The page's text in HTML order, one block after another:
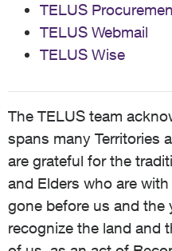
TELUS
TELUS Webmail
TELUS Wise
The TELUS team
spans many Territories
are grateful for the
and Elders who are
gone before us and the
recognize the land and